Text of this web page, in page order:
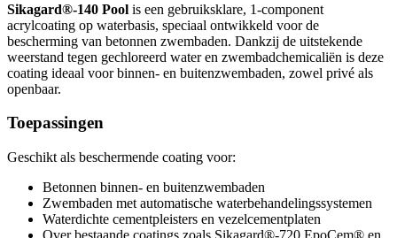
Sikagard®-140 Pool is een gebruiksklare, 1-component
acrylcoating op waterbasis, speciaal ontwikkeld voor de
bescherming van betonnen zwembaden. Dankzij de uitstekende
weerstand tegen gechloreerd water en zwembadchemicaliën is deze
coating ideaal voor binnen- en buitenzwembaden, zowel privé als
openbaar.
Toepassingen
Geschikt als beschermende coating voor:
Betonnen binnen- en buitenzwembaden
Zwembaden met automatische waterbehandelingssystemen
Waterdichte cementpleisters en vezelcementplaten
Over bestaande coatings zoals Sikagard®-720 EpoCem® en